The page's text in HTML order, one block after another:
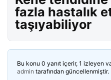
fazla hastalık
taşıyabiliyor
Bu konu 0 yanıt içerir, 1 izleyen
admin tarafından güncellenmiştir.